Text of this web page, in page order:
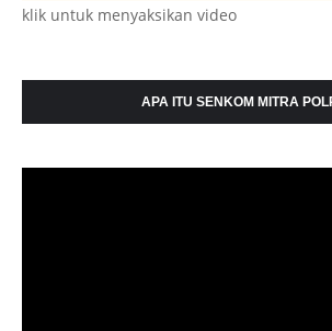
klik untuk menyaksikan video
APA ITU SENKOM MITRA